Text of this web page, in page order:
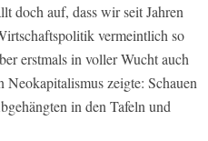
doch auf, dass wir seit Jahren
vermeintlich so
erstmals in voller Wucht auch
Neokapitalismus zeigte: Schauen
in den Tafeln und